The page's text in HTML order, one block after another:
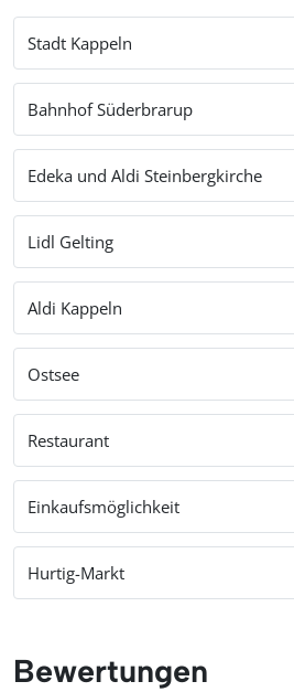
Stadt Kappeln
Bahnhof Süderbrarup
Edeka und Aldi Steinbergkirche
Lidl Gelting
Aldi Kappeln
Ostsee
Restaurant
Einkaufsmöglichkeit
Hurtig-Markt
Bewertungen